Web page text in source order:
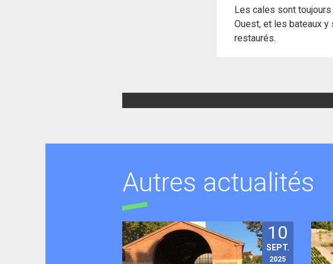
Les cales sont toujours
Ouest, et les bateaux y
restaurés.
Autres actualités
10
SEPT.
2025